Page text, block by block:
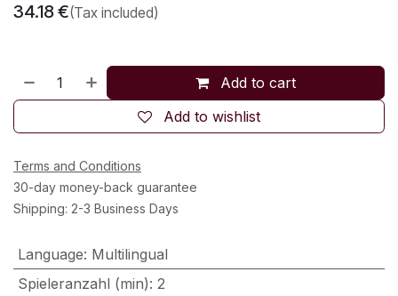
34.18€(Tax included)
Add to cart
Add to wishlist
Terms and Conditions
30-day money-back guarantee
Shipping: 2-3 Business Days
Language: Multilingual
Spieleranzahl (min): 2